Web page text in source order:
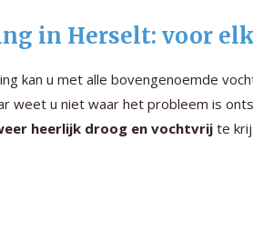
in Herselt: voor
kan u met alle bovengenoemde
weet u niet waar het probleem is
heerlijk droog en vochtvrij te